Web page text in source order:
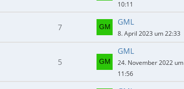
10:11
7
GML
8. April 2023 um 22:33
5
GML
24. November 2022 um
11:56